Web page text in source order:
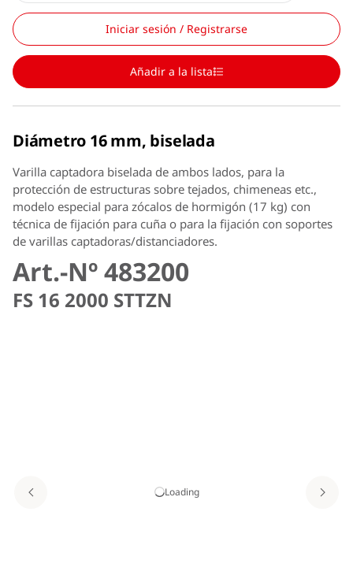
Iniciar sesión / Registrarse
Añadir a la lista
Diámetro 16 mm, biselada
Varilla captadora biselada de ambos lados, para la
protección de estructuras sobre tejados, chimeneas etc.,
modelo especial para zócalos de hormigón (17 kg) con
técnica de fijación para cuña o para la fijación con soportes
de varillas captadoras/distanciadores.
Art.-Nº 483200
FS 16 2000 STTZN
Loading